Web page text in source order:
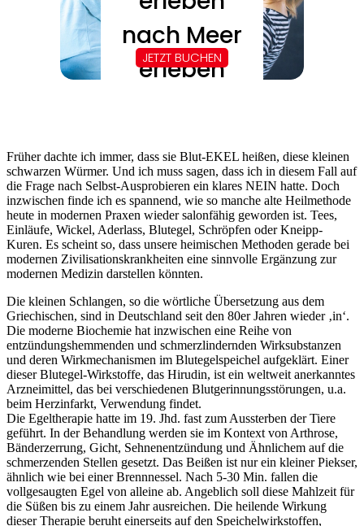
Früher dachte ich immer, dass sie Blut-EKEL heißen, diese kleinen
schwarzen Würmer. Und ich muss sagen, dass ich in diesem Fall auf
die Frage nach Selbst-Ausprobieren ein klares NEIN hatte. Doch
inzwischen finde ich es spannend, wie so manche alte Heilmethode
heute in modernen Praxen wieder salonfähig geworden ist. Tees,
Einläufe, Wickel, Aderlass, Blutegel, Schröpfen oder Kneipp-
Kuren. Es scheint so, dass unsere heimischen Methoden gerade bei
modernen Zivilisationskrankheiten eine sinnvolle Ergänzung zur
modernen Medizin darstellen könnten.
Die kleinen Schlangen, so die wörtliche Übersetzung aus dem
Griechischen, sind in Deutschland seit den 80er Jahren wieder ‚in‘.
Die moderne Biochemie hat inzwischen eine Reihe von
entzündungshemmenden und schmerzlindernden Wirksubstanzen
und deren Wirkmechanismen im Blutegelspeichel aufgeklärt. Einer
dieser Blutegel-Wirkstoffe, das Hirudin, ist ein weltweit anerkanntes
Arzneimittel, das bei verschiedenen Blutgerinnungsstörungen, u.a.
beim Herzinfarkt, Verwendung findet.
Die Egeltherapie hatte im 19. Jhd. fast zum Aussterben der Tiere
geführt. In der Behandlung werden sie im Kontext von Arthrose,
Bänderzerrung, Gicht, Sehnenentzündung und Ähnlichem auf die
schmerzenden Stellen gesetzt. Das Beißen ist nur ein kleiner Piekser,
ähnlich wie bei einer Brennnessel. Nach 5-30 Min. fallen die
vollgesaugten Egel von alleine ab. Angeblich soll diese Mahlzeit für
die Süßen bis zu einem Jahr ausreichen. Die heilende Wirkung
dieser Therapie beruht einerseits auf den Speichelwirkstoffen,